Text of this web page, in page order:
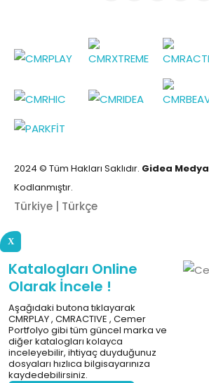
2024 © Tüm Hakları Saklıdır. Gidea Medya
Kodlanmıştır.
Türkiye | Türkçe
X
Katalogları Online
Olarak İncele !
Aşağıdaki butona tıklayarak
CMRPLAY , CMRACTIVE , Cemer
Portfolyo gibi tüm güncel marka ve
diğer katalogları kolayca
inceleyebilir, ihtiyaç duyduğunuz
dosyaları hızlıca bilgisayarınıza
kaydedebilirsiniz.